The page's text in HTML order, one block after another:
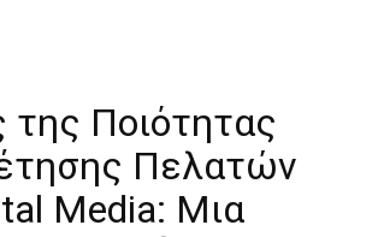
της Ποιότητας
Πελατών
Media: Μια